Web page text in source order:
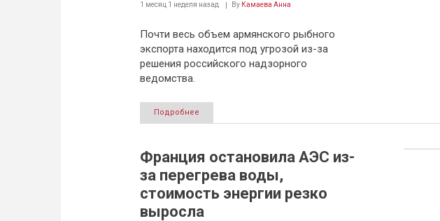
1 месяц 1 неделя назад By Камаева Анна
Почти весь объем армянского рыбного
экспорта находится под угрозой из-за
решения российского надзорного
ведомства.
Подробнее
Франция остановила АЭС из-
за перегрева воды,
стоимость энергии резко
выросла